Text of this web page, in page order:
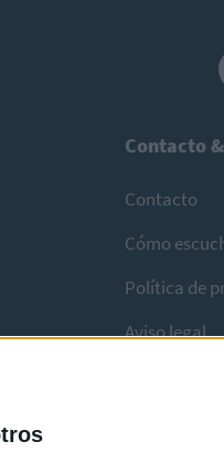
Contacto
Contacto
Cómo
Política de
Aviso legal